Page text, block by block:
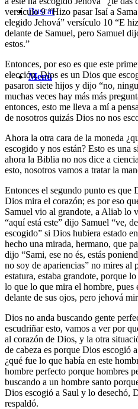
Buscar
Menú
versículo 9 “Hizo pasar Isaí a
elegido Jehová” versículo 10 “E
delante de Samuel, pero Samuel
estos.”
Entonces, por eso es que este
elección, Dios es un Dios que
pasaron siete hijos y dijo “no,
muchas veces hay más más
entonces, esto me lleva a mí a
de nosotros quizás Dios no nos
Ahora la otra cara de la moneda
escogido y nos están? Esto es una
ahora la Biblia no nos dice a
esto, nosotros vamos a tratar la
Entonces el segundo punto es que
Dios mira el corazón; es por eso
Samuel vio al grandote, a Aliab lo
“aquí está este” dijo Samuel “ve,
escogido” si Dios hubiera estado
hecho una mirada, hermano, que
dijo “Sami, ese no és, estás
no soy de apariencias” no mires al
estatura, estaba grandote, porque
lo que lo que mira el hombre, pues
delante de sus ojos, pero jehová
Dios no anda buscando gente
escudriñar esto, vamos a ver por
al corazón de Dios, y la otra
de cabeza es porque Dios escogió
¿qué fue lo que había en este
hombre perfecto porque hombres
buscando a un hombre santo
Dios escogió a Saul y lo desechó,
respaldó.